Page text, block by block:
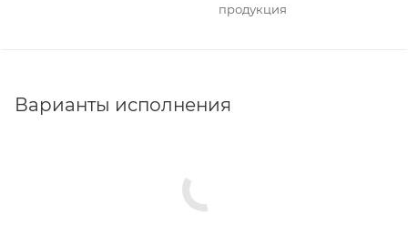
продукция
Варианты исполнения